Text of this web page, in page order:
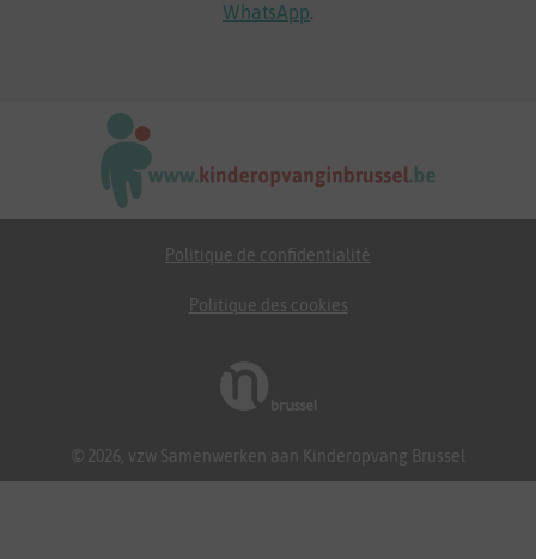
WhatsApp.
© 2026, vzw Samenwerken aan Kinderopvang Brussel
Politique de confidentialité
Politique des cookies